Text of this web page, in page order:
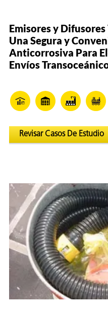
Emisores y Difusores
Una Segura y
Anticorrosiva Para
Envíos
Revisar Casos De Estudio